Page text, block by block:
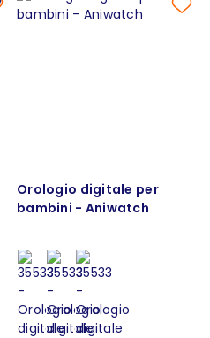
Orologio digitale per
bambini - Aniwatch